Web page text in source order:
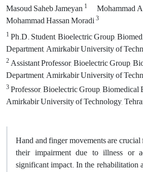
Masoud Saheb Jameyan1 Mohammad
Mohammad Hassan Moradi3
1Ph.D. Student, Bioelectric Group,
Department, Amirkabir University of
2Assistant Professor, Bioelectric Group,
Department, Amirkabir University of
3Professor, Bioelectric Group, Biomedical
Amirkabir University of Technology,
Hand and finger movements are
their impairment due to illness or
significant impact. In the rehabilitation